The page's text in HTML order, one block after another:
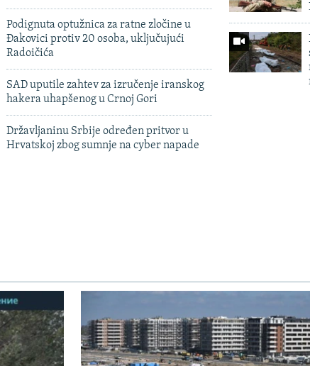
Podignuta optužnica za ratne zločine u
Đakovici protiv 20 osoba, uključujući
Radoičića
SAD uputile zahtev za izručenje iranskog
hakera uhapšenog u Crnoj Gori
Državljaninu Srbije određen pritvor u
Hrvatskoj zbog sumnje na cyber napade